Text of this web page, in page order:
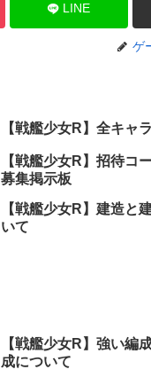
LINE
ゲ
【戦艦少女R】全キャ
【戦艦少女R】招待コ
募集掲示板
【戦艦少女R】建造と
いて
【戦艦少女R】強い編
成について